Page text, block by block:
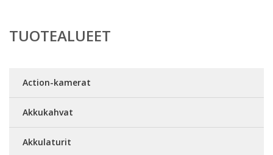
TUOTEALUEET
Action-kamerat
Akkukahvat
Akkulaturit